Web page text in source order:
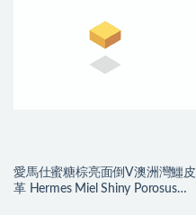
愛馬仕蜜糖棕亮面倒V澳洲灣鱷皮
革 Hermes Miel Shiny Porosus